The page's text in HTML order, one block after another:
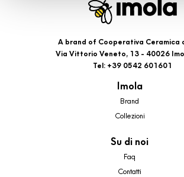
accedendo al link presente nel footer.
A brand of Cooperativa Ceramica
Via Vittorio Veneto, 13 - 40026
Tel: +39 0542 601601
Imola
Brand
Collezioni
Su di noi
Faq
Contatti